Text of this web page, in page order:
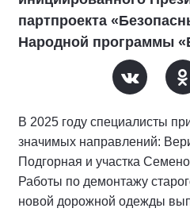
партпроекта
Народной программы
В 2025 году специалисты
значимых направлений:
Подгорная и участка
Работы по демонтажу
новой дорожной одежды